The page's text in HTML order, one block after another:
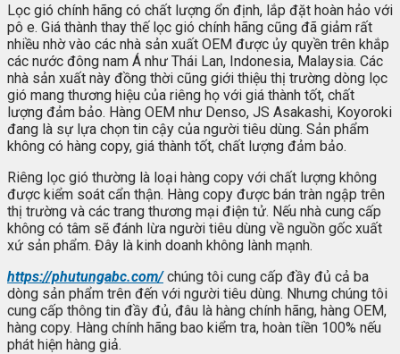
Lọc gió chính hãng có chất lượng ổn định, lắp đặt hoàn hảo với
pô e. Giá thành thay thế lọc gió chính hãng cũng đã giảm rất
nhiều nhờ vào các nhà sản xuất OEM được ủy quyền trên khắp
các nước đông nam Á như Thái Lan, Indonesia, Malaysia. Các
nhà sản xuất này đồng thời cũng giới thiệu thị trường dòng lọc
gió mang thương hiệu của riêng họ với giá thành tốt, chất
lượng đảm bảo. Hàng OEM như Denso, JS Asakashi, Koyoroki
đang là sự lựa chọn tin cậy của người tiêu dùng. Sản phẩm
không có hàng copy, giá thành tốt, chất lượng đảm bảo.
Riêng lọc gió thường là loại hàng copy với chất lượng không
được kiểm soát cẩn thận. Hàng copy được bán tràn ngập trên
thị trường và các trang thương mại điện tử. Nếu nhà cung cấp
không có tâm sẽ đánh lừa người tiêu dùng về nguồn gốc xuất
xứ sản phẩm. Đây là kinh doanh không lành mạnh.
https://phutungabc.com/chúng tôi cung cấp đầy đủ cả ba
dòng sản phẩm trên đến với người tiêu dùng. Nhưng chúng tôi
cung cấp thông tin đầy đủ, đâu là hàng chính hãng, hàng OEM,
hàng copy. Hàng chính hãng bao kiểm tra, hoàn tiền 100% nếu
phát hiện hàng giả.